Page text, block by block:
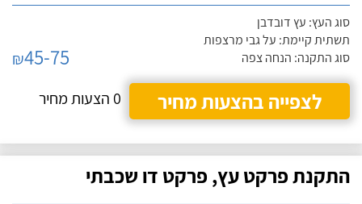
סוג העץ: עץ דובדבן
תשתית קיימת: על גבי מרצפות
סוג התקנה: הנחה צפה
₪45-75
לצפייה בהצעות מחיר
0 הצעות מחיר
התקנת פרקט עץ, פרקט דו שכבתי